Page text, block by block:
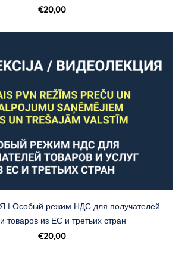
€20,00
Особый режим НДС для получателей
товаров из ЕС и третьих стран
€20,00